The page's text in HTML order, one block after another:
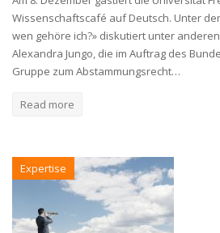
Wissenschaftscafé auf Deutsch. Unter
wen gehöre ich?» diskutiert unter
Alexandra Jungo, die im Auftrag des
Gruppe zum Abstammungsrecht…
Read more
Expertise